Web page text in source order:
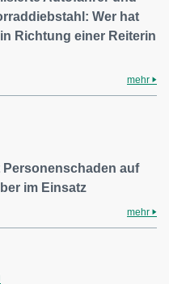
Wer hat
Richtung einer Reiterin
mehr
Personenschaden auf
im Einsatz
mehr